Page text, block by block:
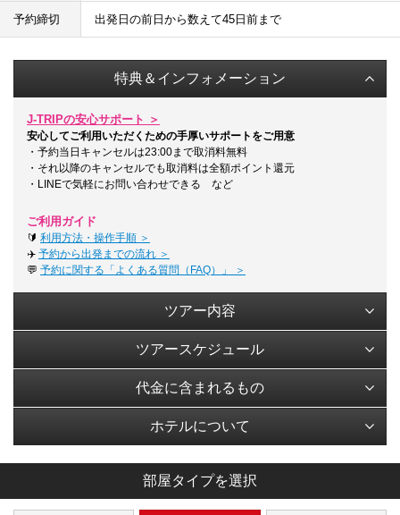
予約締切 出発日の前日から数えて45日前まで
特典＆インフォメーション
J-TRIPの安心サポート ＞
安心してご利用いただくための手厚いサポートをご用意
・予約当日キャンセルは23:00まで取消料無料
・それ以降のキャンセルでも取消料は全額ポイント還元
・LINEで気軽にお問い合わせできる など
ご利用ガイド
🔰 利用方法・操作手順 ＞
✈️ 予約から出発までの流れ ＞
💬 予約に関する「よくある質問（FAQ）」 ＞
ツアー内容
ツアースケジュール
代金に含まれるもの
ホテルについて
部屋タイプを選択